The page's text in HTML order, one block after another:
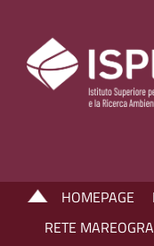
HOMEPAGE
RETE